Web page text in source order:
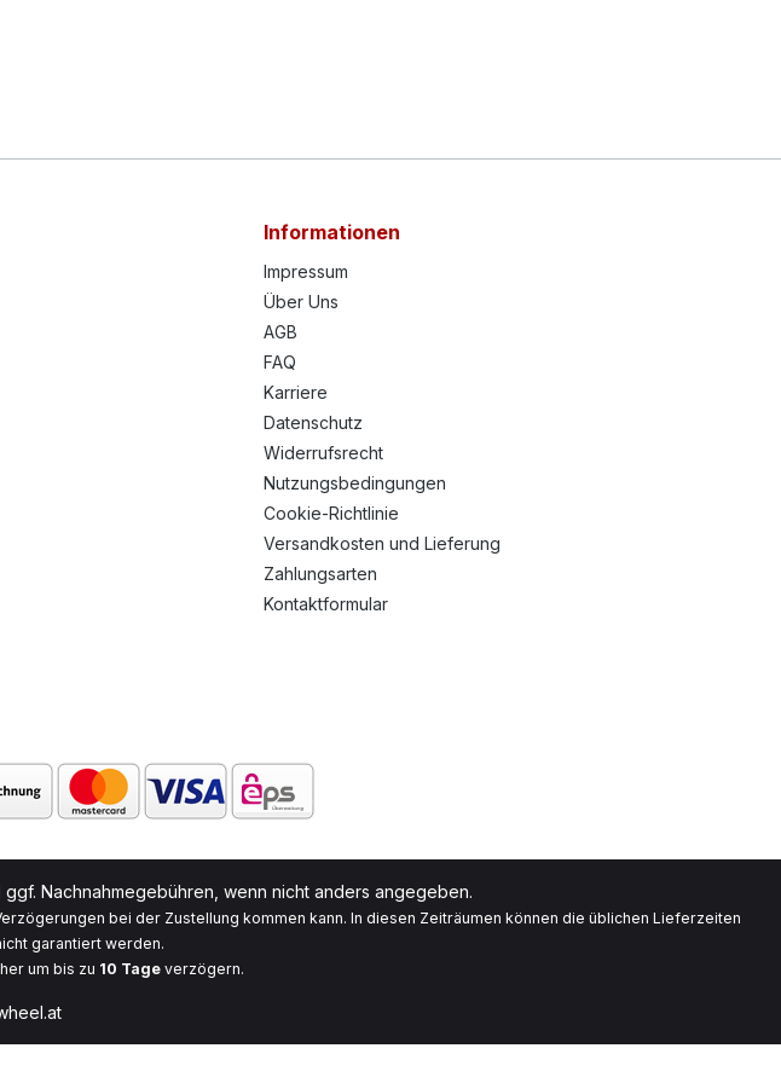
Informationen
Impressum
Über Uns
AGB
FAQ
Karriere
Datenschutz
Widerrufsrecht
Nutzungsbedingungen
Cookie-Richtlinie
Versandkosten und Lieferung
Zahlungsarten
Kontaktformular
ggf. Nachnahmegebühren, wenn nicht anders angegeben.
bei der Zustellung kommen kann. In diesen Zeiträumen können die üblichen Lieferzeiten
garantiert werden.
um bis zu 10 Tage verzögern.